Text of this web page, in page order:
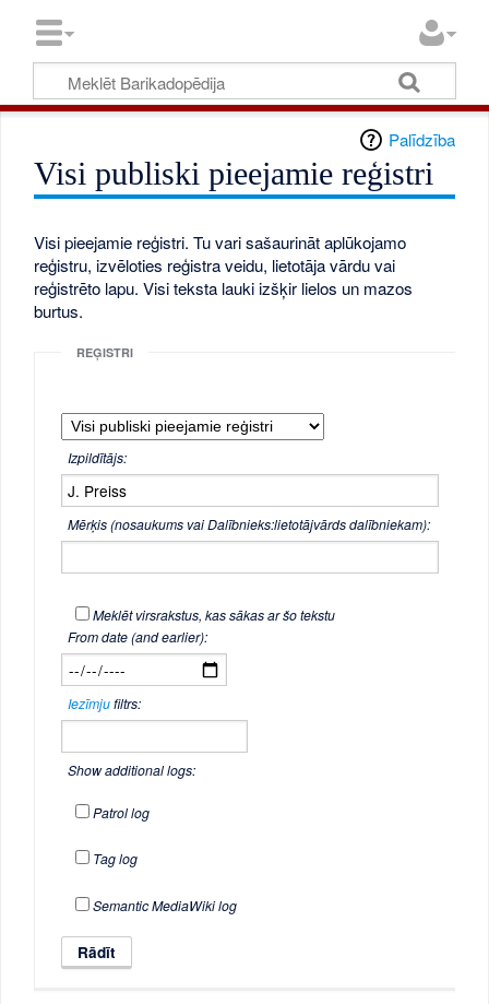
Palīdzība
Visi publiski pieejamie reģistri
Visi pieejamie reģistri. Tu vari sašaurināt aplūkojamo
reģistru, izvēloties reģistra veidu, lietotāja vārdu vai
reģistrēto lapu. Visi teksta lauki izšķir lielos un mazos
burtus.
REĢISTRI
Izpildītājs:
Mērķis (nosaukums vai Dalībnieks:lietotājvārds dalībniekam):
Meklēt virsrakstus, kas sākas ar šo tekstu
From date (and earlier):
Iezīmjufiltrs:
Show additional logs:
Patrol log
Tag log
Semantic MediaWiki log